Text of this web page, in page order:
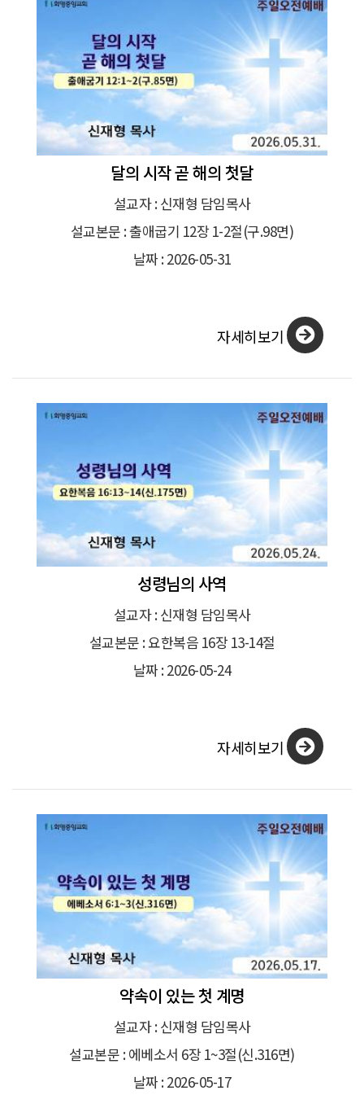
달의 시작 곧 해의 첫달
설교자 : 신재형 담임목사
설교본문 : 출애굽기 12장 1-2절(구.98면)
날짜 : 2026-05-31
자세히보기
성령님의 사역
설교자 : 신재형 담임목사
설교본문 : 요한복음 16장 13-14절
날짜 : 2026-05-24
자세히보기
약속이 있는 첫 계명
설교자 : 신재형 담임목사
설교본문 : 에베소서 6장 1~3절(신.316면)
날짜 : 2026-05-17